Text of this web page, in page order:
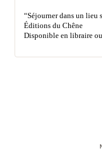
“Séjourner dans un lieu
Éditions du Chêne
Disponible en libraire